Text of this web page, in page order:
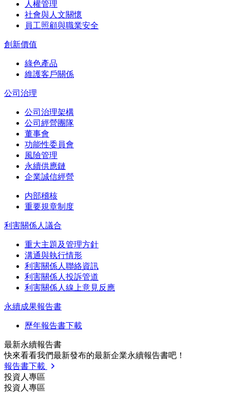
人權管理
社會與人文關懷
員工照顧與職業安全
創新價值
綠色產品
維護客戶關係
公司治理
公司治理架構
公司經營團隊
董事會
功能性委員會
風險管理
永續供應鏈
企業誠信經營
内部稽核
重要規章制度
利害關係人議合
重大主題及管理方針
溝通與執行情形
利害關係人聯絡資訊
利害關係人投訴管道
利害關係人線上意見反應
永續成果報告書
歷年報告書下載
最新永續報告書
快來看看我們最新發布的最新企業永續報告書吧！
報告書下載
投資人專區
投資人專區